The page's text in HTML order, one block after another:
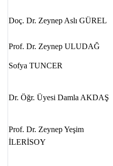
Doç. Dr. Zeynep Aslı GÜREL
Prof. Dr. Zeynep ULUDAĞ
Sofya TUNCER
Dr. Öğr. Üyesi Damla AKDAŞ
Prof. Dr. Zeynep Yeşim
İLERİSOY